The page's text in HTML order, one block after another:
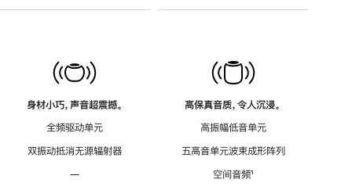
身材小巧，声音超震撼。
全频驱动单元
双振动抵消无源辐射器
—
高保真音质，令人沉浸。
高振幅低音单元
五高音单元波束成形阵列
空间音频脚
¹